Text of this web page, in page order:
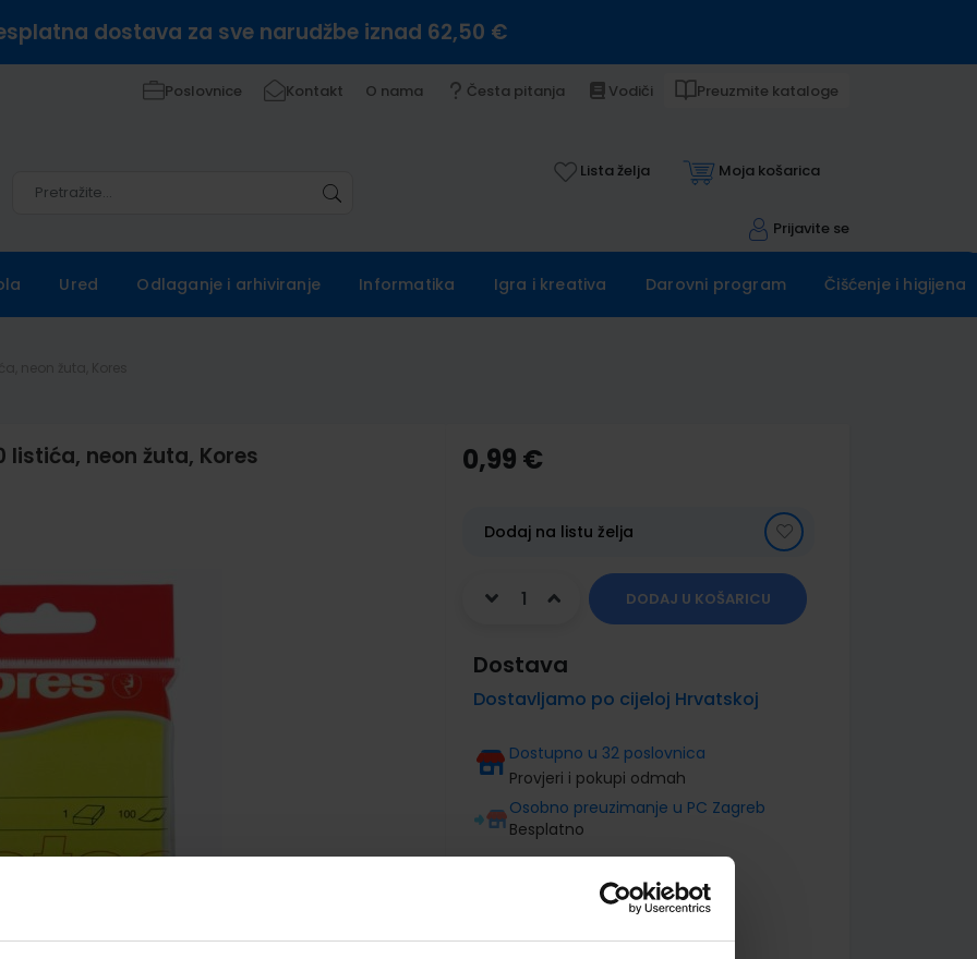
dostava za sve narudžbe iznad 62,50 €
Poslovnice Kontakt O nama Česta pitanja Vodiči Preuzmite kataloge
Lista želja Moja košarica
Prijavite se
Ured Odlaganje i arhiviranje Informatika Igra i kreativa Darovni program Čišćenje i higijena
listića, neon žuta, Kores 0,99 €
Dodaj na listu želja
DODAJ U KOŠARICU
Dostava
Dostavljamo po cijeloj Hrvatskoj
Dostupno u 32 poslovnica
Provjeri i pokupi odmah
Osobno preuzimanje u PC Zagreb
Besplatno